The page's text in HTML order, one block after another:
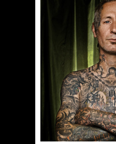
Freddy Corbin ou
tatouer au Horror
En Mode Fashion
Tattoo